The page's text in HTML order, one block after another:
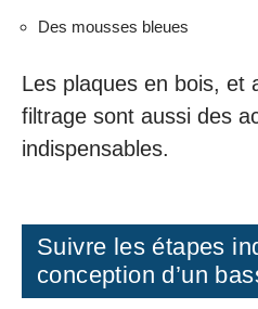
Des mousses bleues
Les plaques en bois, et
filtrage sont aussi des
indispensables.
Suivre les étapes
conception d’un